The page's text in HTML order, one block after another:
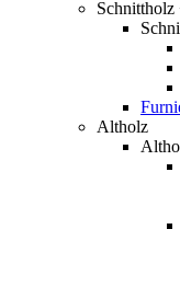
Schnittholz
Altholz